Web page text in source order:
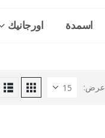
اسمدة اورجانيك
عرض: